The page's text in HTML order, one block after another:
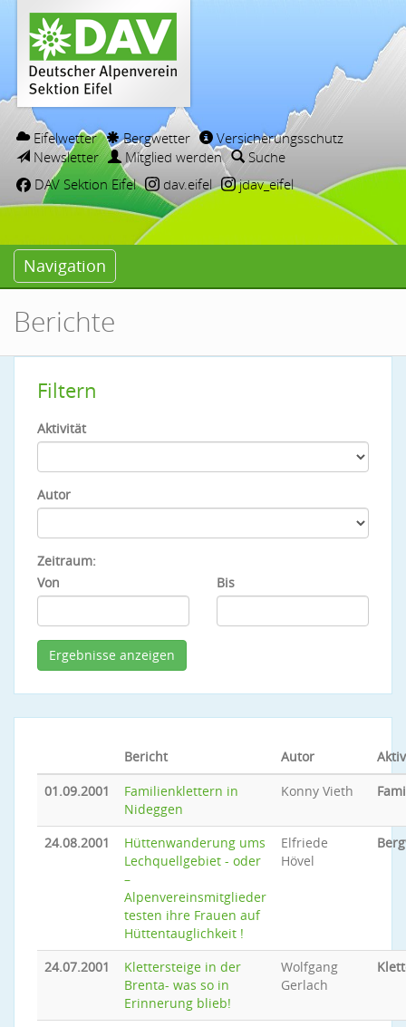
Eifelwetter Bergwetter
Versicherungsschutz
Newsletter
Mitglied werden
Suche
DAV Sektion Eifel
dav.eifel jdav_eifel
Navigation
Berichte
Filtern
Aktivität
Autor
Zeitraum:
Von
Bis
Bericht Autor
01.09.2001
Familienklettern in
Nideggen
Konny Vieth
24.08.2001
Hüttenwanderung ums
Lechquellgebiet - oder
–
Alpenvereinsmitglieder
testen ihre Frauen auf
Hüttentauglichkeit !
Elfriede
Hövel
24.07.2001
Klettersteige in der
Brenta- was so in
Erinnerung blieb!
Wolfgang
Gerlach